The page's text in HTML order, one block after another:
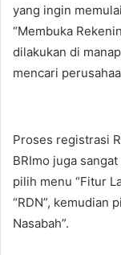
yang ingin
“Membuka
dilakukan di
mencari
Proses registrasi
BRImo juga
pilih menu “Fitur
“RDN”, kemudian
Nasabah”.